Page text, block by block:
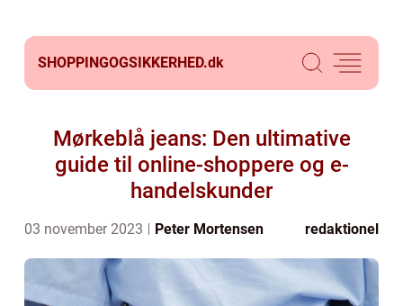
SHOPPINGOGSIKKERHED.dk
Mørkeblå jeans: Den ultimative
guide til online-shoppere og e-
handelskunder
03 november 2023 Peter Mortensen redaktionel